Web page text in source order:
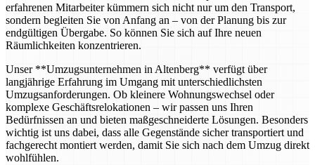
erfahrenen Mitarbeiter kümmern sich nicht nur um den Transport,
sondern begleiten Sie von Anfang an – von der Planung bis zur
endgültigen Übergabe. So können Sie sich auf Ihre neuen
Räumlichkeiten konzentrieren.
Unser **Umzugsunternehmen in Altenberg** verfügt über
langjährige Erfahrung im Umgang mit unterschiedlichsten
Umzugsanforderungen. Ob kleinere Wohnungswechsel oder
komplexe Geschäftsrelokationen – wir passen uns Ihren
Bedürfnissen an und bieten maßgeschneiderte Lösungen. Besonders
wichtig ist uns dabei, dass alle Gegenstände sicher transportiert und
fachgerecht montiert werden, damit Sie sich nach dem Umzug direkt
wohlfühlen.